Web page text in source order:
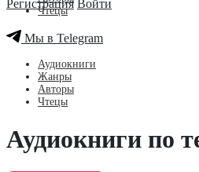
Регистрация Войти
Чтецы
Мы в Telegram
Аудиокниги
Жанры
Авторы
Чтецы
Аудиокниги по